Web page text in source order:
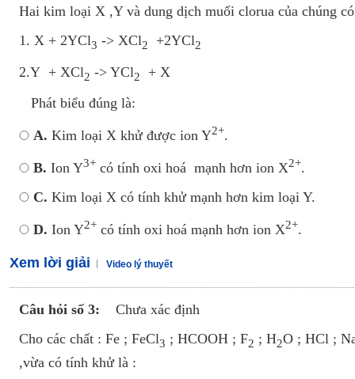
Hai kim loại X ,Y và dung dịch muối clorua của chúng
1. X + 2YCl3 -> XCl2 +2YCl2
2.Y + XCl2 -> YCl2
+ X
Phát biểu đúng là:
A. Kim loại X khử được ion Y2+.
B. Ion Y3+ có tính oxi hoá mạnh hơn ion X2+.
C. Kim loại X có tính khử mạnh hơn kim loại Y.
D. Ion Y2+ có tính oxi hoá mạnh hơn ion X2+.
Xem lời giải Video lý thuyết
Câu hỏi số 3:
Chưa xác định
Cho các chất : Fe ; FeCl3 ; HCOOH ; F2 ; H2O ; HCl ;
,vừa có tính khử là :